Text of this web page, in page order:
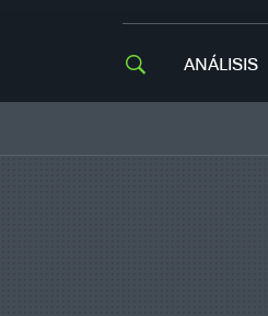
ANÁLISIS